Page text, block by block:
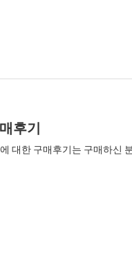
후기
대한 구매후기는 구매하신